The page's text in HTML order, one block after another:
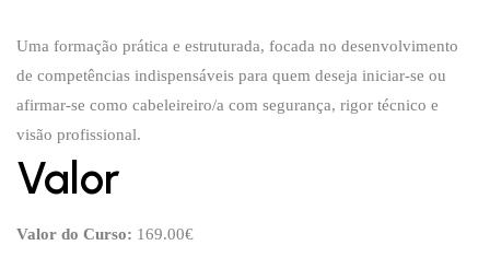
Uma formação prática e estruturada, focada no desenvolvimento
de competências indispensáveis para quem deseja iniciar-se ou
afirmar-se como cabeleireiro/a com segurança, rigor técnico e
visão profissional.
Valor
Valor do Curso: 169.00€